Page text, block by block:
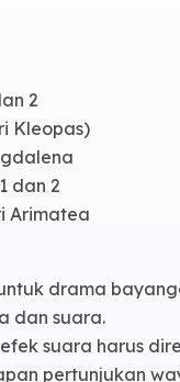
suara dan efek
orang banyak
2
2
dan 2
Arimatea